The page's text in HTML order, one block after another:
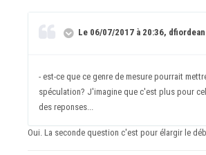
Le 06/07/2017 à 20:36,
- est-ce que ce genre de mesure pourrait
spéculation? J'imagine que c'est plus pour
des reponses...
Oui. La seconde question c'est pour élargir le